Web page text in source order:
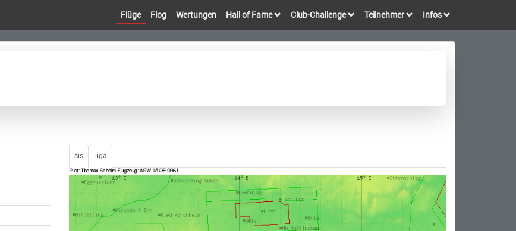
Flüge Flog Wertungen Hall of Fame Club-Challenge Teilnehmer Infos
sis liga